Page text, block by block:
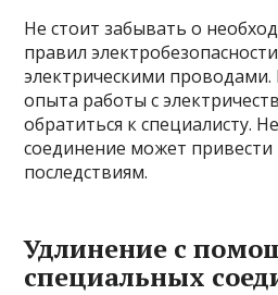
Не стоит забывать о
правил
электрическими проводами.
опыта работы с
обратиться к специалисту.
соединение может привести
последствиям.
Удлинение с
специальных